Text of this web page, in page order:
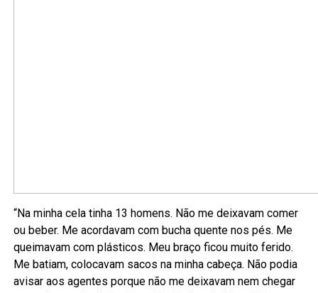
“Na minha cela tinha 13 homens. Não me deixavam comer
ou beber. Me acordavam com bucha quente nos pés. Me
queimavam com plásticos. Meu braço ficou muito ferido.
Me batiam, colocavam sacos na minha cabeça. Não podia
avisar aos agentes porque não me deixavam nem chegar